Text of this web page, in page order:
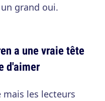
grand oui.
a une vraie tête
d'aimer
mais les lecteurs